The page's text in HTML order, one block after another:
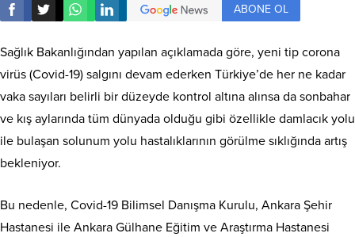
ABONE OL
Sağlık Bakanlığından yapılan açıklamada göre, yeni tip corona
virüs (Covid-19) salgını devam ederken Türkiye’de her ne kadar
vaka sayıları belirli bir düzeyde kontrol altına alınsa da sonbahar
ve kış aylarında tüm dünyada olduğu gibi özellikle damlacık yolu
ile bulaşan solunum yolu hastalıklarının görülme sıklığında artış
bekleniyor.
Bu nedenle, Covid-19 Bilimsel Danışma Kurulu, Ankara Şehir
Hastanesi ile Ankara Gülhane Eğitim ve Araştırma Hastanesi